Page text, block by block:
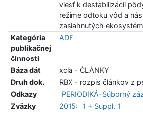
viesť k destabilizácii
režime odtoku vôd a
zasiahnutých
Kategória
publikačnej
činnosti
ADF
Báza dát
xcla - ČLÁNKY
Druh dok.
RBX - rozpis článkov z
Odkazy
PERIODIKÁ-Súborný
Zväzky
2015: 1 + Suppl. 1